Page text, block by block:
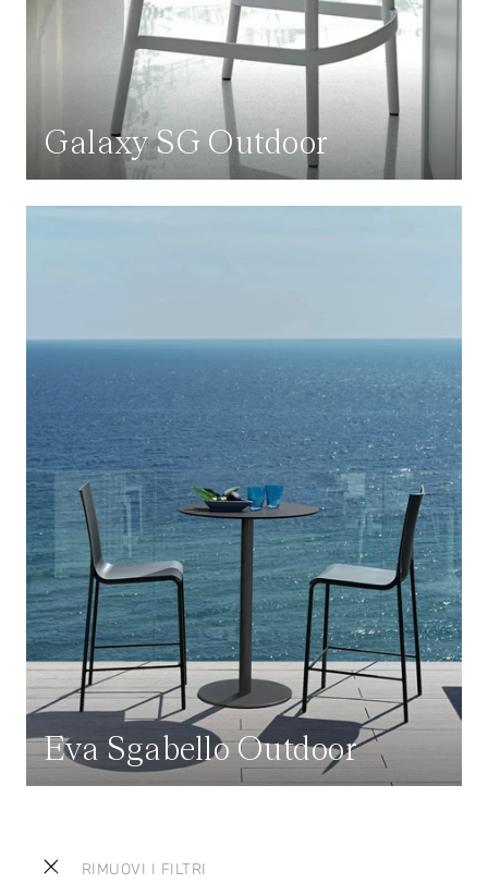
RIMUOVI I FILTRI
Galaxy SG Outdoor
Eva Sgabello Outdoor